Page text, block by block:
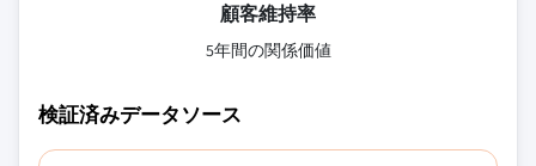
顧客維持率
5年間の関係価値
検証済みデータソース